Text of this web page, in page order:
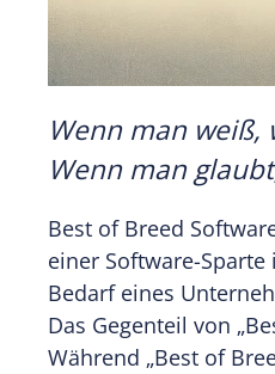
Wenn man
Wenn man
Best of Breed
einer Software-
Bedarf eines
Das Gegenteil von
Während „Best of